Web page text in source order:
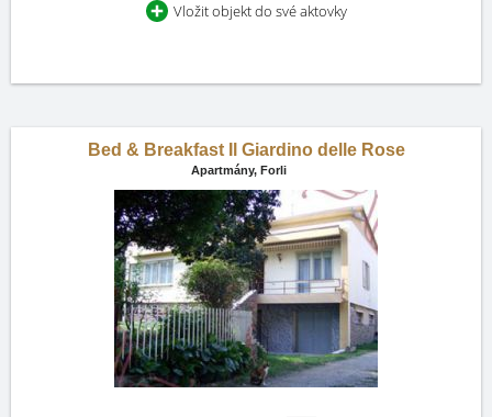
Vložit objekt do své aktovky
Bed & Breakfast Il Giardino delle Rose
Apartmány, Forli